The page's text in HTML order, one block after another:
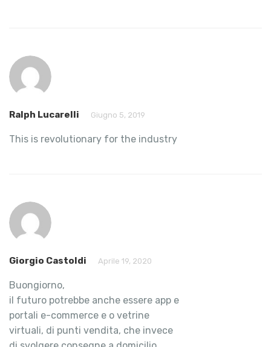
Ralph Lucarelli Giugno 5, 2019
This is revolutionary for the industry
Giorgio Castoldi Aprile 19, 2020
Buongiorno,
il futuro potrebbe anche essere app e
portali e-commerce e o vetrine
virtuali, di punti vendita, che invece